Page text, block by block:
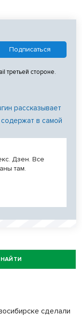
третьей стороне.
рассказывает
в самой
Дзен. Все
там.
НАЙТИ
сделали